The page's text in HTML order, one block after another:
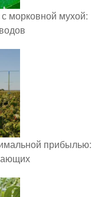
морковной мухой:
прибылью: